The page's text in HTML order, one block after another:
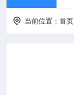
当前位置：首页